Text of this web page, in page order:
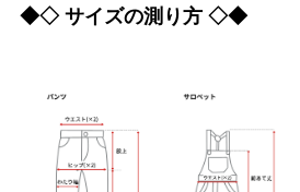
◆◇ サイズの測り方 ◇◆